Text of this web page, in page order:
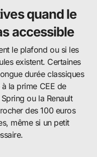
quand le
accessible
le plafond ou si les
existent. Certaines
durée classiques
la prime CEE de
ou la Renault
des 100 euros
même si un petit